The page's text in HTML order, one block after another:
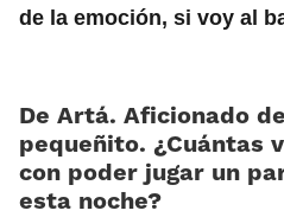
de la emoción, si voy al
De Artá. Aficionado
pequeñito. ¿Cuántas
con poder jugar un
esta noche?